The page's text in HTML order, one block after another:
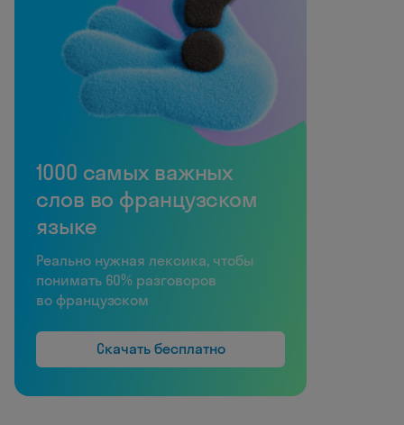
1000 самых важных
слов во французском
языке
Реально нужная лексика, чтобы
понимать 60% разговоров
во французском
Скачать бесплатно